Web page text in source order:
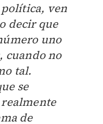
ven
decir que
uno
cuando no
tal.
se
de